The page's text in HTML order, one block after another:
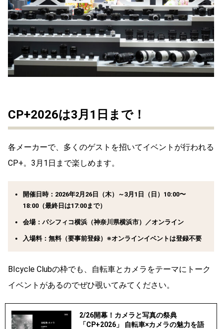
CP+2026は3月1日まで！
各メーカーで、多くのゲストを招いてイベントが行われる
CP+。3月1日まで楽しめます。
開催日時：2026年2月26日（木）～3月1日（日）10:00〜
18:00（最終日は17:00まで）
会場：パシフィコ横浜（神奈川県横浜市）／オンライン
入場料：無料（要事前登録）※オンラインイベントは登録不要
BIcycle Clubの枠でも、自転車とカメラをテーマにトーク
イベントがあるのでぜひ覗いてみてください。
2/26開幕！カメラと写真の祭典
「CP+2026」 自転車×カメラの魅力を語